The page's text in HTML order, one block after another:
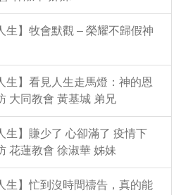
生】牧會默觀 – 榮耀不歸假神
生】看見人生走馬燈：神的恩
大同教會 黃基城 弟兄
生】賺少了 心卻滿了 疫情下
花蓮教會 徐淑華 姊妹
生】忙到沒時間禱告，真的能